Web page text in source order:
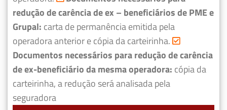
redução de carência de ex – beneficiários de PME e
Grupal: carta de permanência emitida pela
operadora anterior e cópia da carteirinha.
Documentos necessários para redução de carência
de ex-beneficiário da mesma operadora: cópia da
carteirinha, a redução será analisada pela
seguradora